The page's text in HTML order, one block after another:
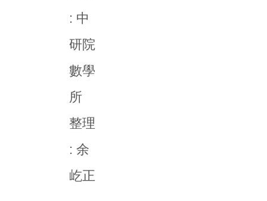
: 中
研院
數學
所
整理
: 余
屹正